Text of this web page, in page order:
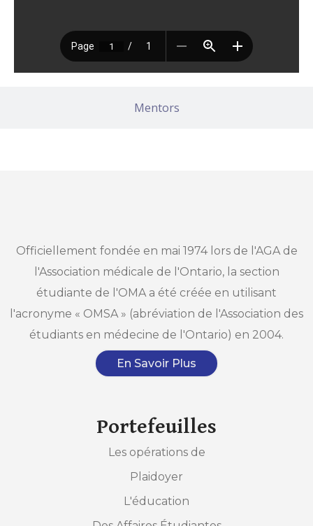
Mentors
Officiellement fondée en mai 1974 lors de l'AGA de
l'Association médicale de l'Ontario, la section
étudiante de l'OMA a été créée en utilisant
l'acronyme « OMSA » (abréviation de l'Association des
étudiants en médecine de l'Ontario) en 2004.
En Savoir Plus
Portefeuilles
Les opérations de
Plaidoyer
L'éducation